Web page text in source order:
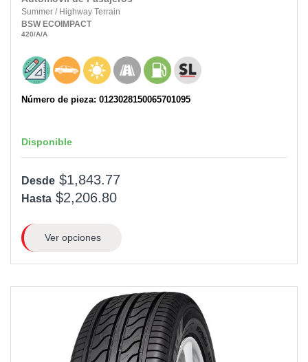
Summer / Highway Terrain
BSW ECOIMPACT
420/A/A
Número de pieza: 0123028150065701095
Disponible
Desde $1,843.77
Hasta $2,206.80
Ver opciones